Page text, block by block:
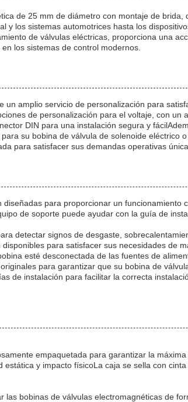
de 25 mm de diámetro con montaje de
y los sistemas automotrices hasta los
de válvulas eléctricas, proporciona una
los sistemas de control modernos.
amplio servicio de personalización para
de personalización para el voltaje, con
DIN para una instalación segura y
su bobina de válvula de solenoide
para satisfacer sus demandas operativas
para proporcionar un
de soporte puede ayudar con la guía de
detectar signos de desgaste,
para satisfacer sus necesidades de
esté desconectada de las fuentes de
para garantizar que su bobina de
de instalación para facilitar la correcta
empaquetada para garantizar la
y impacto físicoLa caja se sella con
bobinas de válvulas electromagnéticas de